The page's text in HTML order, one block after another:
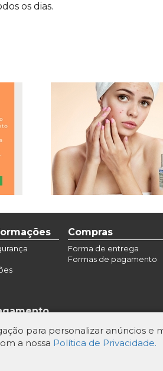
os dias.
Compras
Forma de entrega
Formas de pagamento
para personalizar anúncios e
a nossa Política de Privacidade.